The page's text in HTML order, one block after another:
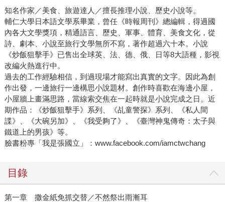
知名作家／美食、旅遊達人／擅長推理小說、歷史小說等。
輔仁大學日本語文學系畢業，曾任《時報周刊》總編輯，得過國
內各大文學獎項，精通語言、歷史、軍事、體育、美食文化，從
詩、劇本、小說至旅行文學無所不寫，著作超過六十本。小說
《炒飯狙擊手》已售出全球英、法、德、俄、日等8大語種，影視
改編火熱進行中。
過去的工作經驗相信，到過現場才能寫出真實的文字。因此為創
作出發，一邊旅行一邊構思小說題材。創作時喜歡在海邊小屋，
小屋牆上畫滿思路，當線索交焦在一起時就是小說完成之日。近
期作品：《炒飯狙擊手》系列、《乩童警探》系列、《私人間
諜》、《大碗另加》、《我受夠了》、《臺灣神鬼傳奇：太子與
鐵道上的男孩》等。
臉書粉專「我是張國立」：www.facebook.com/iamctwchang
目錄
第一章 撒金紙免抓交替／不然祭出雨漸耳